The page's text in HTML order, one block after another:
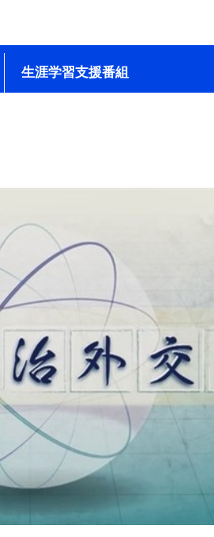
生涯学習支援番組